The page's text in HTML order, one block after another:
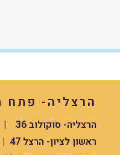
הרצליה- פתח
הרצליה- סוקולוב 36 | 052-4056-448
ראשון לציון- הרצל 47 | 077-536-7304